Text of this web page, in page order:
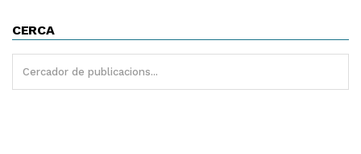
CERCA